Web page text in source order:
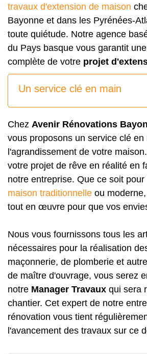
travaux d'extension de maison
Bayonne et dans les Pyrénées-
toute quiétude. Notre agence
du Pays basque vous garantit
complète de votre projet
Un service clé en main
Chez Avenir Rénovations
vous proposons un service clé en
l'agrandissement de votre
votre projet de rêve en réalité en
notre entreprise. Que ce soit pour
maison traditionnelle ou
tout en œuvre pour que vos
Nous vous fournissons tous les
nécessaires pour la réalisation
maçonnerie, de plomberie et
de maître d'ouvrage, vous serez
notre Manager Travaux qui sera
chantier. Cet expert de notre
rénovation vous tient
l'avancement des travaux sur ce